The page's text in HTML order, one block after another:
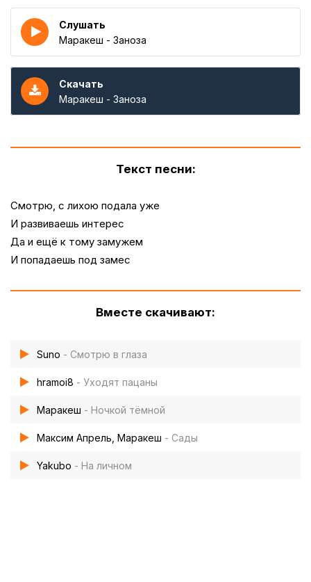
Слушать
Маракеш - Заноза
Скачать
Маракеш - Заноза
Текст песни:
Смотрю, с лихою подала уже
И развиваешь интерес
Да и ещё к тому замужем
И попадаешь под замес
Вместе скачивают:
Suno - Смотрю в глаза
hramoi8 - Уходят пацаны
Маракеш - Ночкой тёмной
Максим Апрель, Маракеш - Сады
Yakubo - На личном